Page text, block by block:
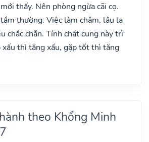
thấy. Nên phòng ngừa cãi cọ.
thường. Việc làm chậm, lâu la
chắc chắn. Tính chất cung này trì
xấu thì tăng xấu, gặp tốt thì tăng
theo Khổng Minh